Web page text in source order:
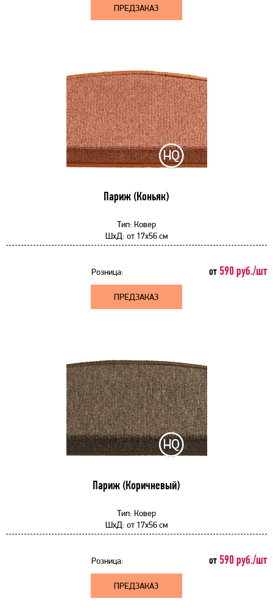
ПРЕДЗАКАЗ
Париж (Коньяк)
Тип: Ковер
ШхД: от 17x56 см
Розница: от 590 руб./шт
ПРЕДЗАКАЗ
Париж (Коричневый)
Тип: Ковер
ШхД: от 17x56 см
Розница: от 590 руб./шт
ПРЕДЗАКАЗ